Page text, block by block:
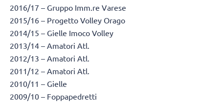
2016/17 – Gruppo Imm.re Varese
2015/16 – Progetto Volley Orago
2014/15 – Gielle Imoco Volley
2013/14 – Amatori Atl.
2012/13 – Amatori Atl.
2011/12 – Amatori Atl.
2010/11 – Gielle
2009/10 – Foppapedretti